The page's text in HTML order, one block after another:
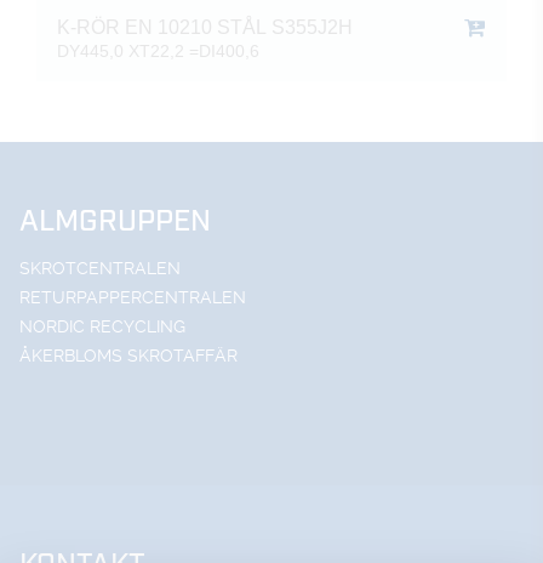
K-RÖR EN 10210 STÅL S355J2H
DY445,0 XT22,2 =DI400,6
ALMGRUPPEN
SKROTCENTRALEN
RETURPAPPERCENTRALEN
NORDIC RECYCLING
ÅKERBLOMS SKROTAFFÄR